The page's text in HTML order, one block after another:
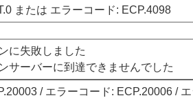
または エラーコード: ECP.4098
に失敗しました
サーバーに到達できませんでした
/ エラーコード: ECP.20006 /